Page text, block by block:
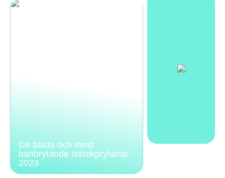
De bästa och mest
banbrytande teknikprylarna
2023